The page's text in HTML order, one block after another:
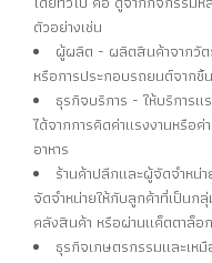
ตัวอย่างเช่น
ผู้ผลิต - ผลิตสินค้าจากวัต
หรือการประกอบรถยนต์จากชิ้
ธุรกิจบริการ - ให้บริการแ
ได้จากการคิดค่าแรงงานหรือค่
อาหาร
ร้านค้าปลีกและผู้จัดจำหน่
จัดจำหน่ายให้กับลูกค้าที่เป็นกลุ่
คลังสินค้า หรือผ่านแค็ตตาล็อ
ธุรกิจเกษตรกรรมและเ